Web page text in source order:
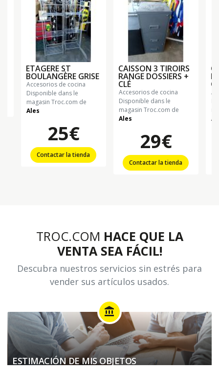
ETAGERE ST
BOULANGÈRE GRISE
accesorios de cocina
Disponible dans le
magasin Troc.com de
Ales
25€
Contactar la tienda
CAISSON 3 TIROIRS
RANGE DOSSIERS +
CLÉ
accesorios de cocina
Disponible dans le
magasin Troc.com de
Ales
29€
Contactar la tienda
TROC.COM HACE QUE LA
VENTA SEA FÁCIL!
Descubra nuestros servicios sin estrés para
vender sus artículos usados.
account_balance
ESTIMACIÓN DE MIS OBJETOS